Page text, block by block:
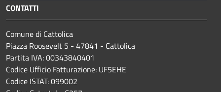
CONTATTI
Comune di Cattolica
Piazza Roosevelt 5 - 47841 - Cattolica
Partita IVA: 00343840401
Codice Ufficio Fatturazione: UF5EHE
Codice ISTAT: 099002